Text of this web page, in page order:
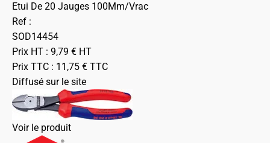
Etui De 20 Jauges 100Mm/Vrac
Ref :
SOD14454
Prix HT : 9,79 € HT
Prix TTC : 11,75 € TTC
Diffusé sur le site
Voir le produit